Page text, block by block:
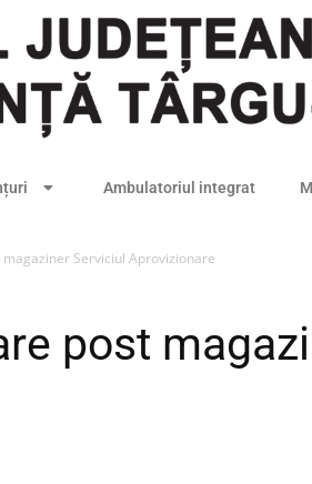
Ambulatoriul integrat
Serviciul Aprovizionare
post